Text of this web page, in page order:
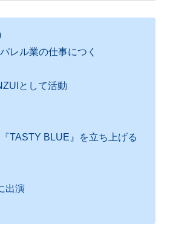
レル業の仕事につく
として活動
TASTY BLUE』を立ち上げる
出演